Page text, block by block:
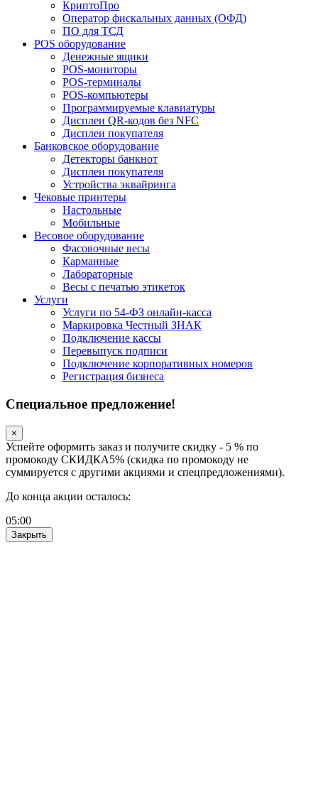
КриптоПро
Оператор фискальных данных (ОФД)
ПО для ТСД
POS оборудование
Денежные ящики
POS-мониторы
POS-терминалы
POS-компьютеры
Программируемые клавиатуры
Дисплеи QR-кодов без NFC
Дисплеи покупателя
Банковское оборудование
Детекторы банкнот
Дисплеи покупателя
Устройства эквайринга
Чековые принтеры
Настольные
Мобильные
Весовое оборудование
Фасовочные весы
Карманные
Лабораторные
Весы с печатью этикеток
Услуги
Услуги по 54-ФЗ онлайн-касса
Маркировка Честный ЗНАК
Подключение кассы
Перевыпуск подписи
Подключение корпоративных номеров
Регистрация бизнеса
Специальное предложение!
×
Успейте оформить заказ и получите скидку - 5 % по
промокоду СКИДКА5% (скидка по промокоду не
суммируется с другими акциями и спецпредложениями).
До конца акции осталось:
05:00
Закрыть